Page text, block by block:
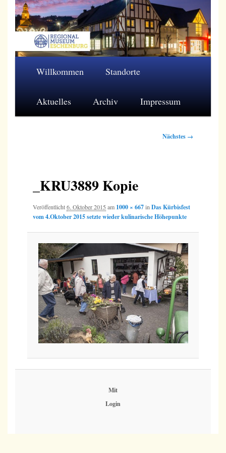
Zum
primären
Inhalt
Regionalmuseum Eschenburg e.V.
Willkommen Standorte
Aktuelles Archiv Impressum
Nächstes →
_KRU3889 Kopie
Veröffentlicht6. Oktober 2015 am 1000 × 667in Das Kürbisfest
vom 4.Oktober 2015 setzte wieder kulinarische Höhepunkte
Mit
Login